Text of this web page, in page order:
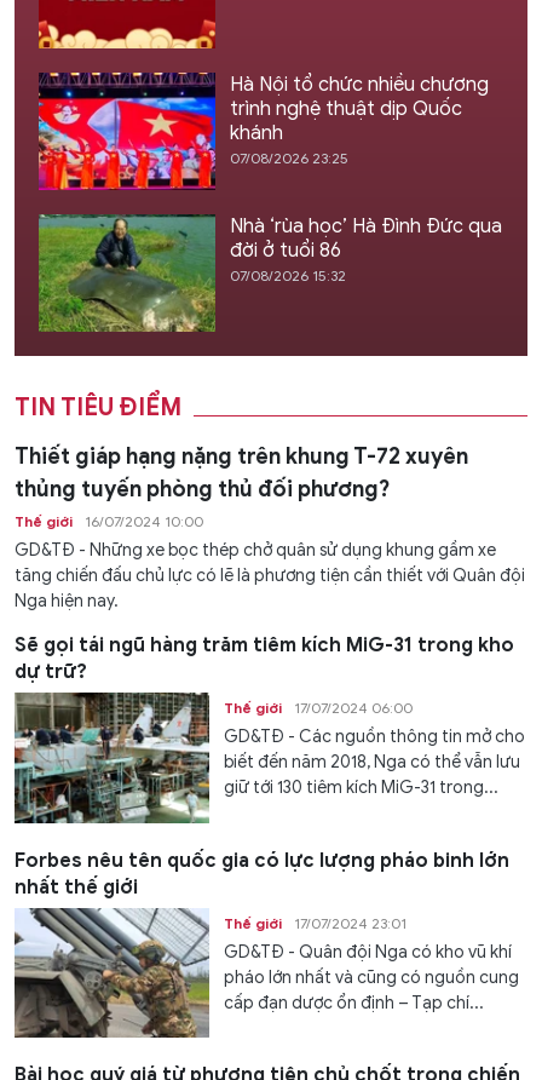
Hà Nội tổ chức nhiều chương
trình nghệ thuật dịp Quốc
khánh
07/08/2026 23:25
Nhà ‘rùa học’ Hà Đình Đức qua
đời ở tuổi 86
07/08/2026 15:32
TIN TIÊU ĐIỂM
Thiết giáp hạng nặng trên khung T-72 xuyên
thủng tuyến phòng thủ đối phương?
Thế giới 16/07/2024 10:00
GD&TĐ - Những xe bọc thép chở quân sử dụng khung gầm xe
tăng chiến đấu chủ lực có lẽ là phương tiện cần thiết với Quân đội
Nga hiện nay.
Sẽ gọi tái ngũ hàng trăm tiêm kích MiG-31 trong kho
dự trữ?
Thế giới 17/07/2024 06:00
GD&TĐ - Các nguồn thông tin mở cho
biết đến năm 2018, Nga có thể vẫn lưu
giữ tới 130 tiêm kích MiG-31 trong...
Forbes nêu tên quốc gia có lực lượng pháo binh lớn
nhất thế giới
Thế giới 17/07/2024 23:01
GD&TĐ - Quân đội Nga có kho vũ khí
pháo lớn nhất và cũng có nguồn cung
cấp đạn dược ổn định – Tạp chí...